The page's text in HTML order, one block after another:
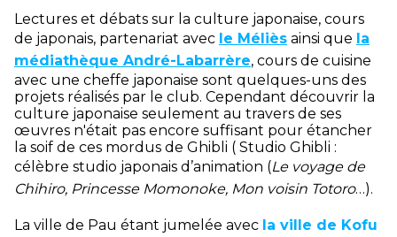
Lectures et débats sur la culture japonaise, cours
de japonais, partenariat avec le Méliès ainsi que la
médiathèque André-Labarrère, cours de cuisine
avec une cheffe japonaise sont quelques-uns des
projets réalisés par le club. Cependant découvrir la
culture japonaise seulement au travers de ses
œuvres n'était pas encore suffisant pour étancher
la soif de ces mordus de Ghibli ( Studio Ghibli :
célèbre studio japonais d’animation (Le voyage de
Chihiro, Princesse Momonoke, Mon voisin Totoro…).
La ville de Pau étant jumelée avec la ville de Kofu